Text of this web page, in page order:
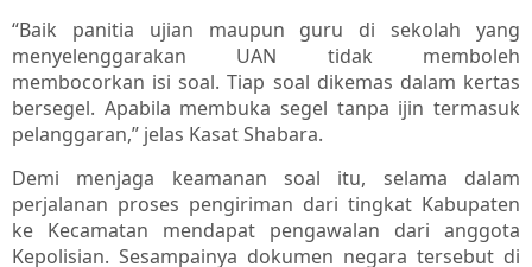
“Baik panitia ujian maupun guru di sekolah yang
menyelenggarakan UAN tidak memboleh
membocorkan isi soal. Tiap soal dikemas dalam kertas
bersegel. Apabila membuka segel tanpa ijin termasuk
pelanggaran,” jelas Kasat Shabara.
Demi menjaga keamanan soal itu, selama dalam
perjalanan proses pengiriman dari tingkat Kabupaten
ke Kecamatan mendapat pengawalan dari anggota
Kepolisian. Sesampainya dokumen negara tersebut di